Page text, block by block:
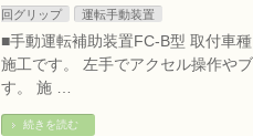
回グリップ
運転手動装置
■手動運転補助装置FC-B型 取付
施工です。 左手でアクセル操作や
す。 施 …
続きを読む